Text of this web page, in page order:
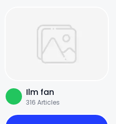
Ilm fan
316 Articles